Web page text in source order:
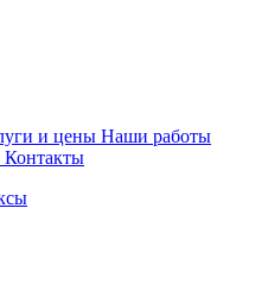
и цены Наши работы
Контакты